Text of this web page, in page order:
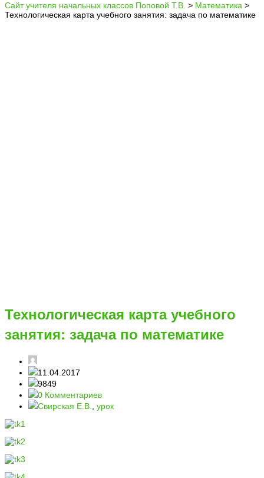
Сайт учителя начальных классов Поповой Т.В. > Математика >
Технологическая карта учебного занятия: задача по математике
Технологическая карта учебного
занятия: задача по математике
11.04.2017
9849
0 Комментариев
Свирская Е.В.
урок